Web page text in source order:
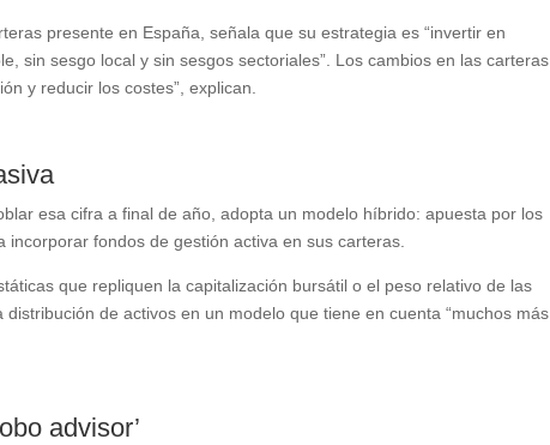
presente en España, señala que su estrategia es “invertir en
sin sesgo local y sin sesgos sectoriales”. Los cambios en las carteras
y reducir los costes”, explican.
esa cifra a final de año, adopta un modelo híbrido: apuesta por los
fondos de gestión activa en sus carteras.
que repliquen la capitalización bursátil o el peso relativo de las
de activos en un modelo que tiene en cuenta “muchos más
advisor’